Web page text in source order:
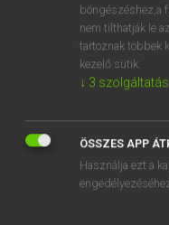
EURÓPAI UNIÓS
Kapcsolódó anyagok
WIPO-Vertrag über
Wirbelschichtverfahren
böngészéshez,a
nem tilthatják le
tartoznak többek
kezelő sütik.
↓ 3 szolgáltatás
ÖSSZES APP
Használja ezt a